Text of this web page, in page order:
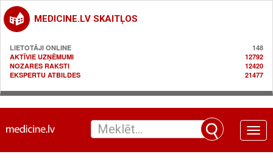
MEDICINE.LV SKAITĻOS
LIETOTĀJI ONLINE
148
AKTĪVIE UZŅĒMUMI
12792
NOZARES RAKSTI
12420
EKSPERTU ATBILDES
21477
Toggle